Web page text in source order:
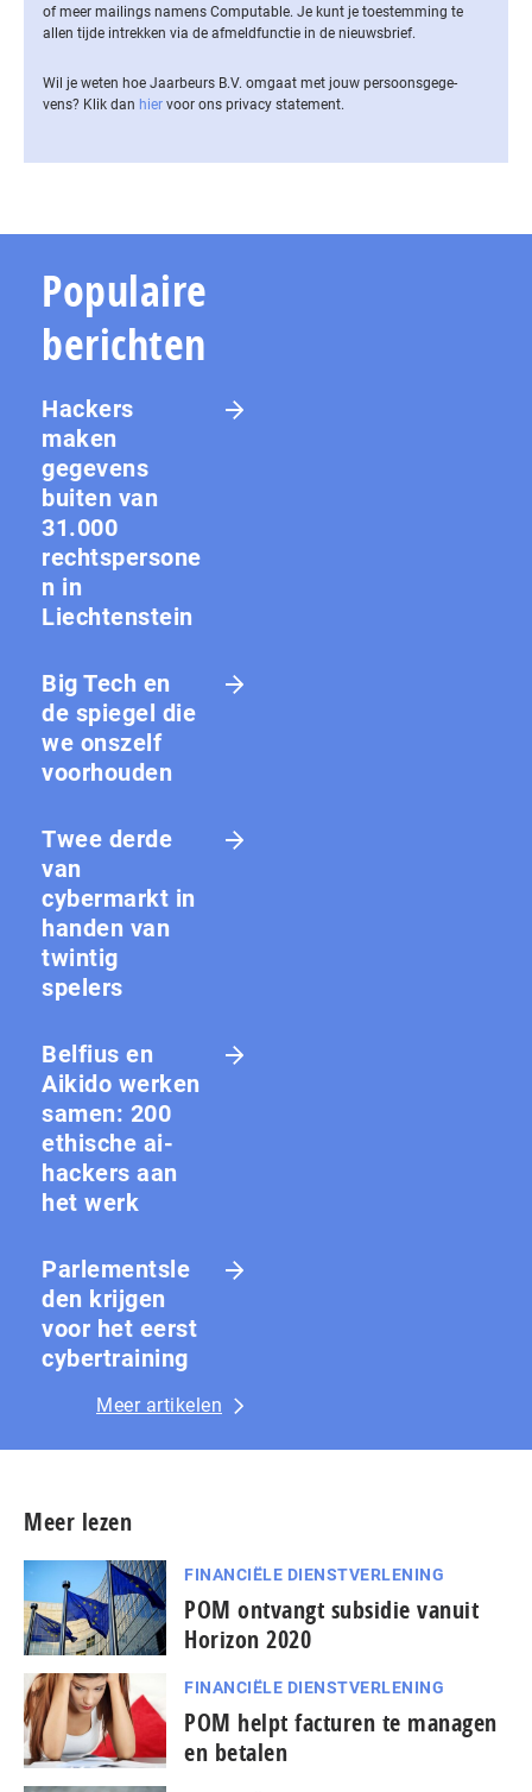
of meer mailings namens Computable. Je kunt je toestemming te
allen tijde intrekken via de af­meld­func­tie in de nieuwsbrief.
Wil je weten hoe Jaarbeurs B.V. omgaat met jouw per­soons­ge­ge­
vens? Klik dan hier voor ons privacy statement.
Populaire
berichten
Hackers
maken
gegevens
buiten van
31.000
rechtspersone
n in
Liechtenstein
Big Tech en
de spiegel die
we onszelf
voorhouden
Twee derde
van
cybermarkt in
handen van
twintig
spelers
Belfius en
Aikido werken
samen: 200
ethische ai-
hackers aan
het werk
Parlementsle
den krijgen
voor het eerst
cybertraining
Meer artikelen
Meer lezen
FINANCIËLE DIENSTVERLENING
POM ontvangt subsidie vanuit
Horizon 2020
FINANCIËLE DIENSTVERLENING
POM helpt facturen te managen
en betalen